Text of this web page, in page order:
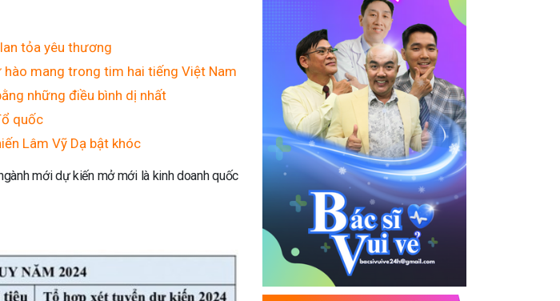
tỏa yêu thương
hào mang trong tim hai tiếng Việt Nam
những điều bình dị nhất
quốc
Lâm Vỹ Dạ bật khóc
mới dự kiến mở mới là kinh doanh quốc